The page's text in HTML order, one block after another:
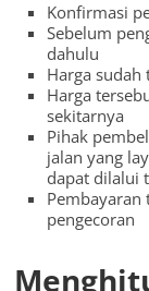
Konfirmasi
Sebelum
dahulu
Harga sudah
Harga
sekitarnya
Pihak
jalan yang
dapat dilalui
pengecoran